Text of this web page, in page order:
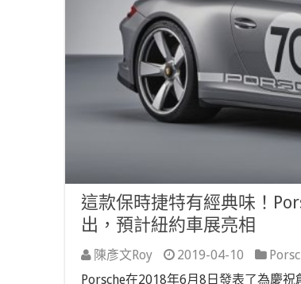
這款保時捷特有經典味！
出，預計紐約車展亮相
陳彥文Roy 2019-04-10
Porsche在2018年6月8日發表了為慶